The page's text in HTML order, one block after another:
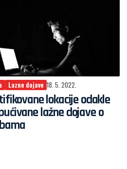
Lazne dojave 18. 5. 2022.
lokacije odakle
lažne dojave o